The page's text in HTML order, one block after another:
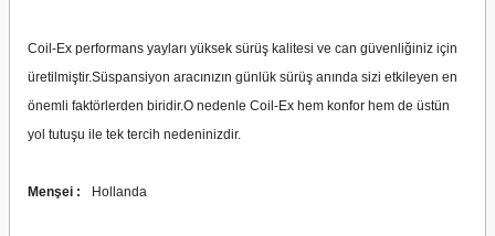
Coil-Ex performans yayları yüksek sürüş kalitesi ve can güvenliğiniz için
üretilmiştir.Süspansiyon aracınızın günlük sürüş anında sizi etkileyen en
önemli faktörlerden biridir.O nedenle Coil-Ex hem konfor hem de üstün
yol tutuşu ile tek tercih nedeninizdir.
Menşei : Hollanda